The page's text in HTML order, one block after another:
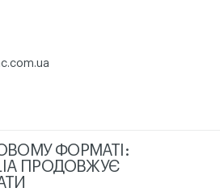
ФОРМАТІ:
ПРОДОВЖУЄ